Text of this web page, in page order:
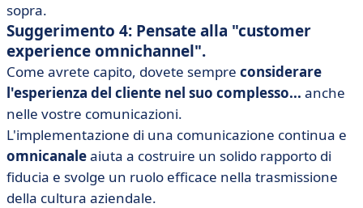
sopra.
Suggerimento 4: Pensate alla "customer
experience omnichannel".
Come avrete capito, dovete sempre considerare
l'esperienza del cliente nel suo complesso... anche
nelle vostre comunicazioni.
L'implementazione di una comunicazione continua e
omnicanaleaiuta a costruire un solido rapporto di
fiducia e svolge un ruolo efficace nella trasmissione
della cultura aziendale.